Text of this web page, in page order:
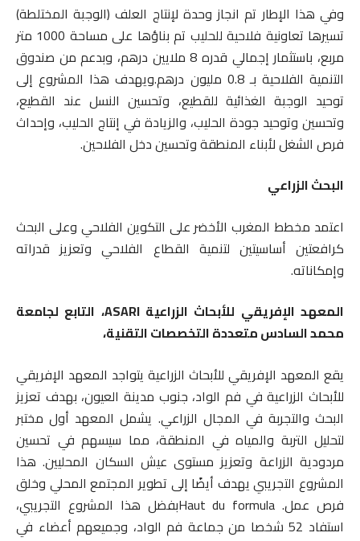
وفي هذا الإطار تم انجاز وحدة لإنتاج العلف (الوجبة المختلطة)
تسيرها تعاونية فلاحية للحليب تم بناؤها على مساحة 1000 متر
مربع، باستثمار إجمالي قدره 8 ملايين درهم، وبدعم من صندوق
التنمية الفلاحية بـ 0.8 مليون درهم.ويهدف هذا المشروع إلى
توحيد الوجبة الغذائية للقطيع، وتحسين النسل عند القطيع،
وتحسين وتوحيد جودة الحليب، والزيادة في إنتاج الحليب، وإحداث
فرص الشغل لأبناء المنطقة وتحسين دخل الفلاحين.
البحث الزراعي
اعتمد مخطط المغرب الأخضر على التكوين الفلاحي وعلى البحث
كرافعتين أساسيتين لتنمية القطاع الفلاحي وتعزيز قدراته
وإمكاناته.
المعهد الإفريقي للأبحاث الزراعية ASARI
، التابع لجامعة
محمد السادس متعددة التخصصات التقنية،
يقع المعهد الإفريقي للأبحاث الزراعية يتواجد المعهد الإفريقي
للأبحاث الزراعية في فم الواد، جنوب مدينة العيون، بهدف تعزيز
البحث والتجربة في المجال الزراعي. يشمل المعهد أول مختبر
لتحليل التربة والمياه في المنطقة، مما سيسهم في تحسين
مردودية الزراعة وتعزيز مستوى عيش السكان المحليين. هذا
المشروع التجريبي يهدف أيضًا إلى تطوير المجتمع المحلي وخلق
فرص عمل. Haut du formulaبفضل هذا المشروع التجريبي،
استفاد 52 شخصا من جماعة فم الواد، وجميعهم أعضاء في